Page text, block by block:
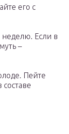
его с
Если в
–
Пейте